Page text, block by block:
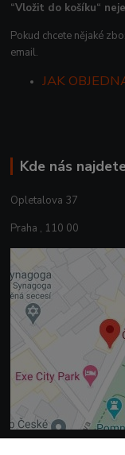
“Vložit do košíku“
Pokud chcete nějaké
email.
JAK
Kde nás najdete
Opletalova 37
Praha , 110 00